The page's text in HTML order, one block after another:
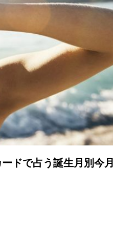
ドで占う誕生月別今